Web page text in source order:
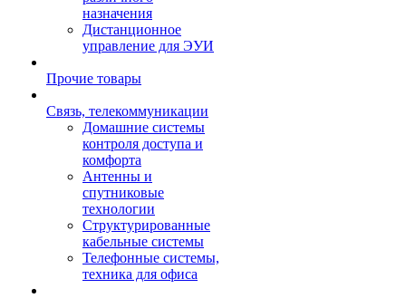
назначения
Дистанционное
управление для ЭУИ
Прочие товары
Связь, телекоммуникации
Домашние системы
контроля доступа и
комфорта
Антенны и
спутниковые
технологии
Структурированные
кабельные системы
Телефонные системы,
техника для офиса